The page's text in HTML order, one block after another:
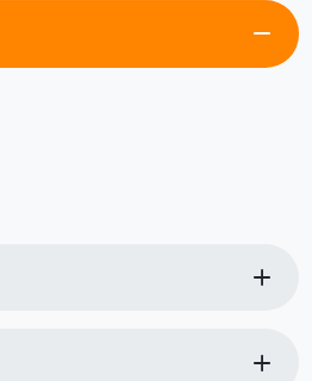
remove
add
add